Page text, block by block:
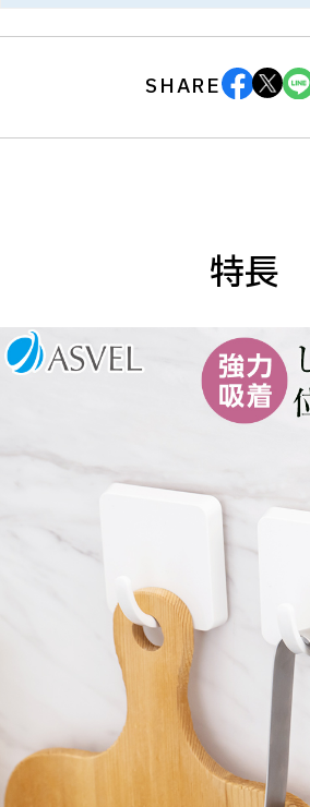
SHARE
特長